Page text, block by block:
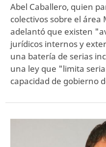
Abel Caballero, quien
colectivos sobre el área
adelantó que existen
jurídicos internos y
una batería de serias
una ley que "limita
capacidad de gobierno